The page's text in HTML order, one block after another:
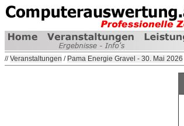
//Veranstaltungen / Pama Energie Gravel - 30. Mai 2026